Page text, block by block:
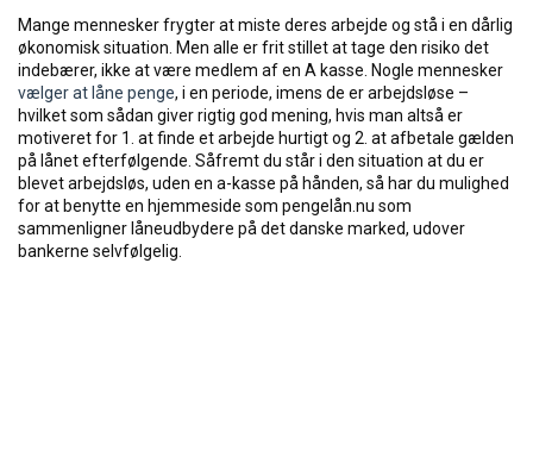
Mange mennesker frygter at miste deres arbejde og stå i en dårlig
økonomisk situation. Men alle er frit stillet at tage den risiko det
indebærer, ikke at være medlem af en A kasse. Nogle mennesker
vælger at låne penge, i en periode, imens de er arbejdsløse –
hvilket som sådan giver rigtig god mening, hvis man altså er
motiveret for 1. at finde et arbejde hurtigt og 2. at afbetale gælden
på lånet efterfølgende. Såfremt du står i den situation at du er
blevet arbejdsløs, uden en a-kasse på hånden, så har du mulighed
for at benytte en hjemmeside som pengelån.nu som
sammenligner låneudbydere på det danske marked, udover
bankerne selvfølgelig.